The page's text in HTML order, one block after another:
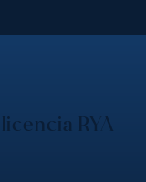
RYA